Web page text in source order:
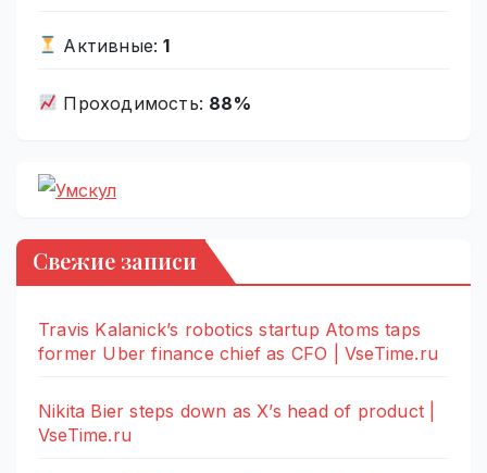
Активные:1
Проходимость: 88%
Свежие записи
Travis Kalanick’s robotics startup Atoms taps
former Uber finance chief as CFO | VseTime.ru
Nikita Bier steps down as X’s head of product |
VseTime.ru